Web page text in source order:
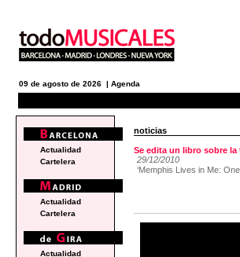
09 de agosto de 2026 | Agenda
noticias
Se edita un libro sobre la
29/12/2010
‘Memphis Lives in Me:
Actualidad
Cartelera
Actualidad
Cartelera
Actualidad